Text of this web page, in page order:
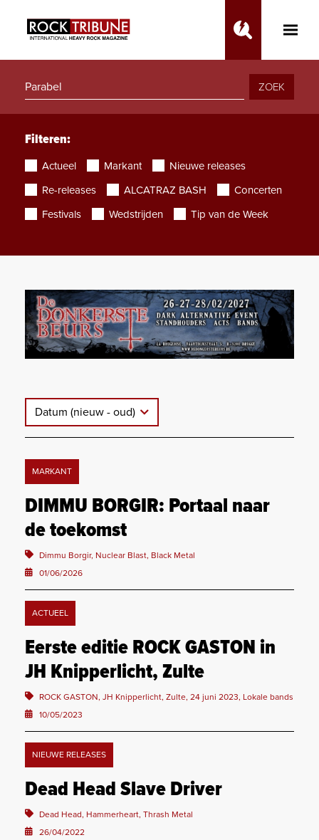
Toggle
ZOEK
Filteren:
Actueel Markant
Nieuwe releases
Re-releases
ALCATRAZ BASH
Concerten
Festivals
Wedstrijden Tip van de Week
Datum (nieuw - oud)
MARKANT
DIMMU BORGIR: Portaal naar
de toekomst
Dimmu Borgir, Nuclear Blast, Black Metal
01/06/2026
ACTUEEL
Eerste editie ROCK GASTON in
JH Knipperlicht, Zulte
ROCK GASTON, JH Knipperlicht, Zulte, 24 juni 2023, Lokale bands
10/05/2023
NIEUWE RELEASES
Dead Head Slave Driver
Dead Head, Hammerheart, Thrash Metal
26/04/2022